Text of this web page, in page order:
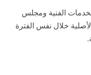
الفنية ومجلس
خلال نفس الفترة